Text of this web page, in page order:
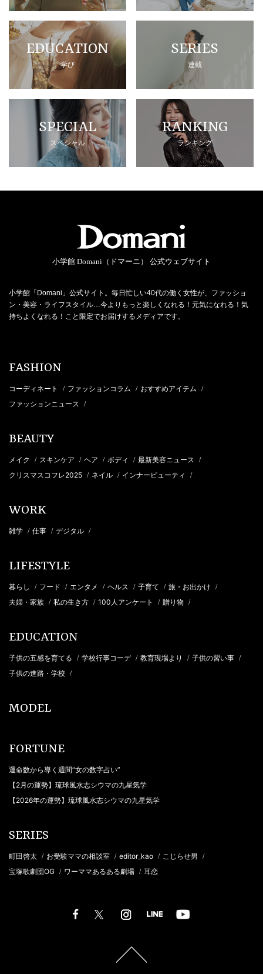
EDUCATION
学び
SERIES
連載
SPECIAL
スペシャル
RANKING
ランキング
小学館 Domani（ドマーニ） 公式ウェブサイト
小学館「Domani」公式サイト。毎日忙しい40代の働く女性が、ファッショ
ン・美容・ライフスタイル…今よりもっと楽しくなれる！元気になれる！気
持ちよくなれる！こと限定でお届けするメディアです。
FASHION
コーディネート / ファッションコラム / おすすめアイテム /
ファッションニュース /
BEAUTY
メイク / スキンケア / ヘア / ボディ / 最新美容ニュース /
クリスマスコフレ2025 / ネイル / インナービューティ /
WORK
雑学 / 仕事 / デジタル /
LIFESTYLE
暮らし / フード / エンタメ / ヘルス / 子育て / 旅・お出かけ /
夫婦・家族 / 私の生き方 / 100人アンケート / 贈り物 /
EDUCATION
子供の五感を育てる / 学校行事コーデ / 教育現場より / 子供の習い事 /
子供の進路・学校 /
MODEL
FORTUNE
運命数から導く週間“女の数字占い”
【2月の運勢】琉球風水志シウマの九星気学
【2026年の運勢】琉球風水志シウマの九星気学
SERIES
町田啓太 / お受験ママの相談室 / editor_kao / こじらせ男 /
宝塚歌劇団OG / ワーママあるある劇場 / 耳恋